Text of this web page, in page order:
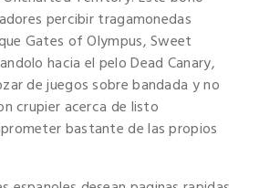
percibir tragamonedas
Gates of Olympus, Sweet
hacia el pelo Dead Canary,
de juegos sobre bandada y no
crupier acerca de listo
bastante de las propios